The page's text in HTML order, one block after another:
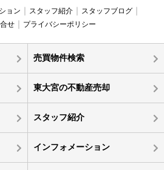
ョン スタッフ紹介
スタッフブログ
せ プライバシーポリシー
売買物件検索
東大宮の不動産売却
スタッフ紹介
インフォメーション